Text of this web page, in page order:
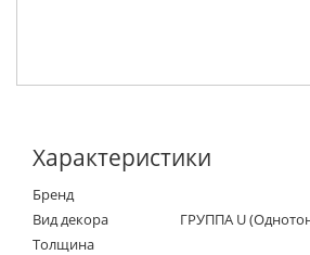
Характеристики
Бренд
Вид декора
ГРУППА U
Толщина